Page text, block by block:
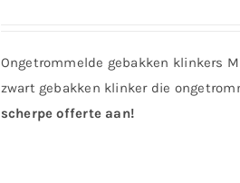
Ongetrommelde gebakken klinkers
zwart gebakken klinker die
scherpe offerte aan!